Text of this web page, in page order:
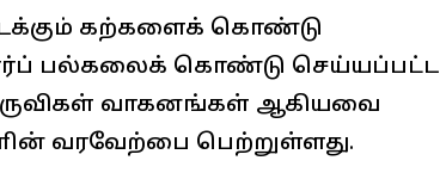
கற்களைக் கொண்டு
பல்கலைக் கொண்டு செய்யப்பட்ட
வாகனங்கள் ஆகியவை
வரவேற்பை பெற்றுள்ளது.